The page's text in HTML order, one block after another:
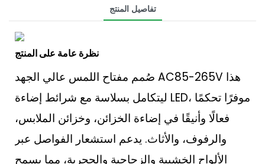
تفاصيل المنتج
نظرة عامة على المنتج
صُمم مفتاح اللمس عالي الجهد AC85-265V هذا
ليتكامل بسلاسة مع شرائط إضاءة LED، موفرًا تحكمًا
فعالًا وأنيقًا في إضاءة الخزائن، وخزائن الملابس،
والرفوف، والأثاث. يدعم استشعار الفواصل عبر
الألواح الخشبية والزجاجية والحجرية، مما يسمح